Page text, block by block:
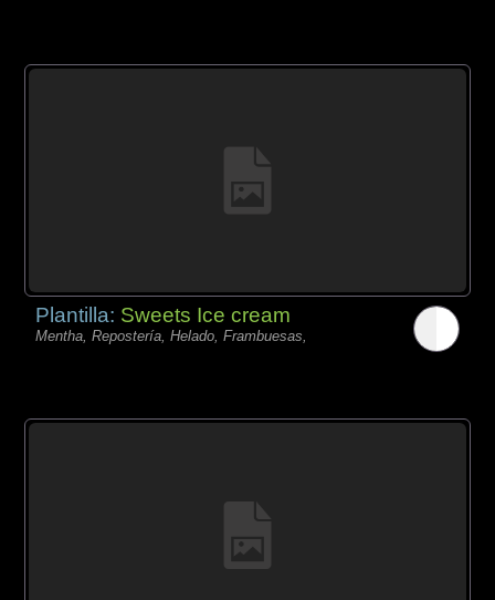
Plantilla: Sweets Ice cream
Mentha, Repostería, Helado, Frambuesas,